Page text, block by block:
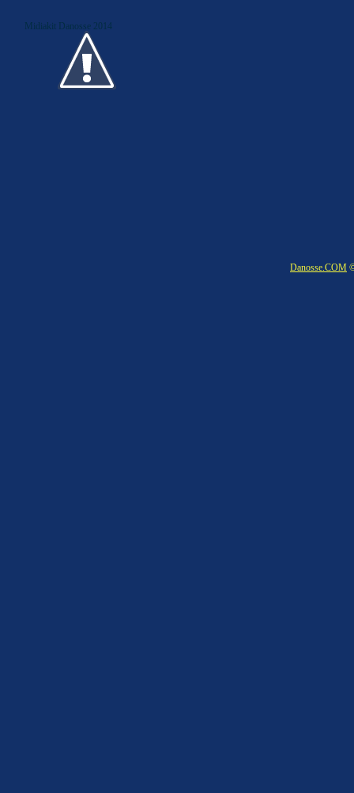
Midiakit Danosse 2014
Danosse.COM